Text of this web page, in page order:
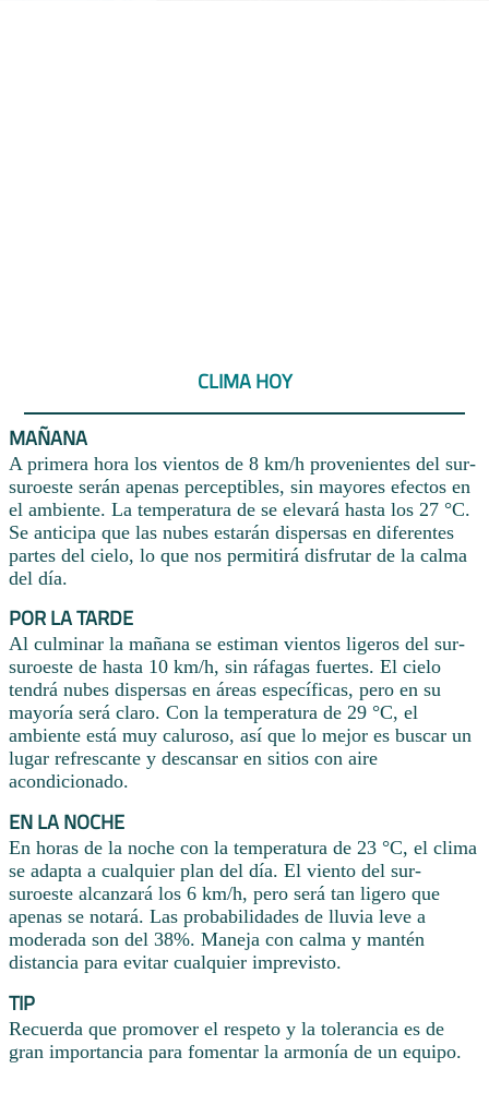
CLIMA HOY
MAÑANA
A primera hora los vientos de 8 km/h provenientes del sur-
suroeste serán apenas perceptibles, sin mayores efectos en
el ambiente. La temperatura de se elevará hasta los 27 °C.
Se anticipa que las nubes estarán dispersas en diferentes
partes del cielo, lo que nos permitirá disfrutar de la calma
del día.
POR LA TARDE
Al culminar la mañana se estiman vientos ligeros del sur-
suroeste de hasta 10 km/h, sin ráfagas fuertes. El cielo
tendrá nubes dispersas en áreas específicas, pero en su
mayoría será claro. Con la temperatura de 29 °C, el
ambiente está muy caluroso, así que lo mejor es buscar un
lugar refrescante y descansar en sitios con aire
acondicionado.
EN LA NOCHE
En horas de la noche con la temperatura de 23 °C, el clima
se adapta a cualquier plan del día. El viento del sur-
suroeste alcanzará los 6 km/h, pero será tan ligero que
apenas se notará. Las probabilidades de lluvia leve a
moderada son del 38%. Maneja con calma y mantén
distancia para evitar cualquier imprevisto.
TIP
Recuerda que promover el respeto y la tolerancia es de
gran importancia para fomentar la armonía de un equipo.